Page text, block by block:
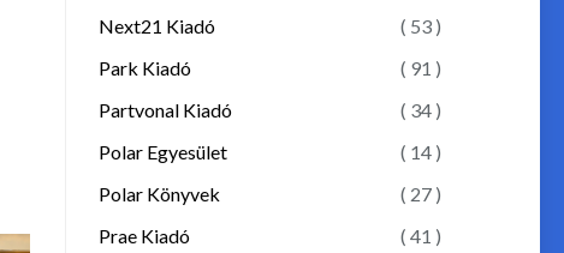
Next21 Kiadó
( 53 )
Park Kiadó
( 91 )
Partvonal Kiadó
( 34 )
Polar Egyesület
( 14 )
Polar Könyvek
( 27 )
Prae Kiadó
( 41 )